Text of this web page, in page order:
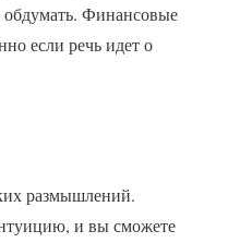
Финансовые
если речь идет о
размышлений.
и вы сможете